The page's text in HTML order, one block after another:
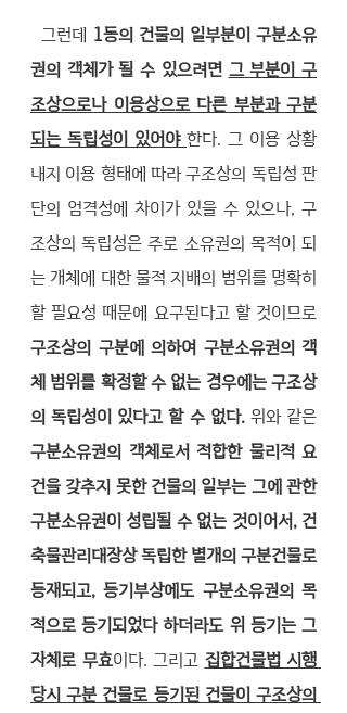
  그런데
1동의 건물의 일부분이 구분소유
권의 객체가 될 수 있으려면 그 부분이 구
조상으로나 이용상으로 다른 부분과 구분
되는 독립성이 있어야 한다. 그 이용 상황
내지 이용 형태에 따라 구조상의 독립성 판
단의 엄격성에 차이가 있을 수 있으나, 구
조상의 독립성은 주로 소유권의 목적이 되
는 개체에 대한 물적 지배의 범위를 명확히
구조상의 구분에 의하여 구분소유권의 객
체 범위를 확정할 수 없는 경우에는 구조상
의 독립성이 있다고 할 수 없다.
구분소유권의 객체로서 적합한 물리적 요
건을 갖추지 못한 건물의 일부는 그에 관한
구분소유권이 성립될 수 없는 것이어서, 건
축물관리대장상 독립한 별개의 구분건물로
등재되고, 등기부상에도 구분소유권의 목
적으로 등기되었다 하더라도 위 등기는 그
자체로 무효이다. 그리고 집합건물법 시행
당시 구분 건물로 등기된 건물이 구조상의